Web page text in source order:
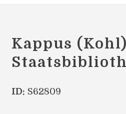
Kappus
ID: S62809